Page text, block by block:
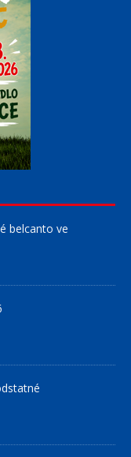
belcanto ve